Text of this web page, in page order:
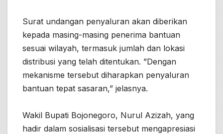
Surat undangan penyaluran akan diberikan
kepada masing-masing penerima bantuan
sesuai wilayah, termasuk jumlah dan lokasi
distribusi yang telah ditentukan. ”Dengan
mekanisme tersebut diharapkan penyaluran
bantuan tepat sasaran,” jelasnya.
Wakil Bupati Bojonegoro, Nurul Azizah, yang
hadir dalam sosialisasi tersebut mengapresiasi